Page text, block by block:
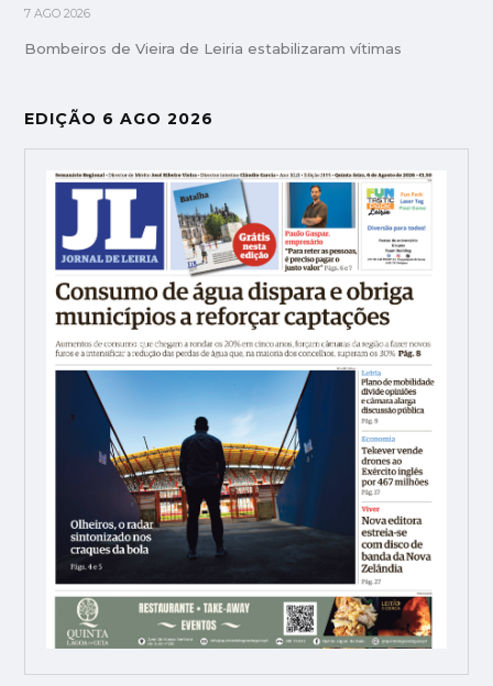
7 AGO 2026
Bombeiros de Vieira de Leiria estabilizaram vítimas
EDIÇÃO 6 AGO 2026